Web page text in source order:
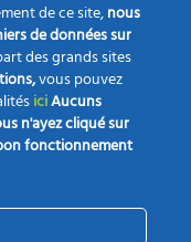
de ce site,nous
de données sur
des grands sites
vous pouvez
iciAucuns
n'ayez cliqué sur
fonctionnement